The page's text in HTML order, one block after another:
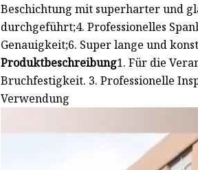
Beschichtung mit superharter und
durchgeführt;4. Professionelles
Genauigkeit;6. Super lange und
Produktbeschreibung1. Für die
Bruchfestigkeit. 3. Professionelle
Verwendung